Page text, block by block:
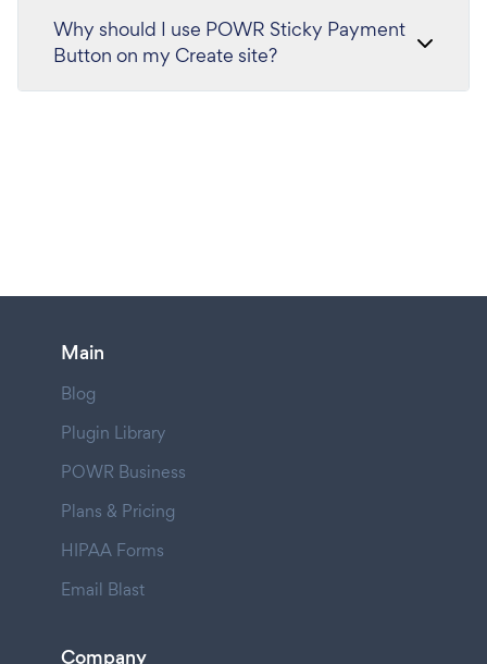
Why should I use POWR Sticky Payment
Button on my Create site?
Main
Blog
Plugin Library
POWR Business
Plans & Pricing
HIPAA Forms
Email Blast
Company